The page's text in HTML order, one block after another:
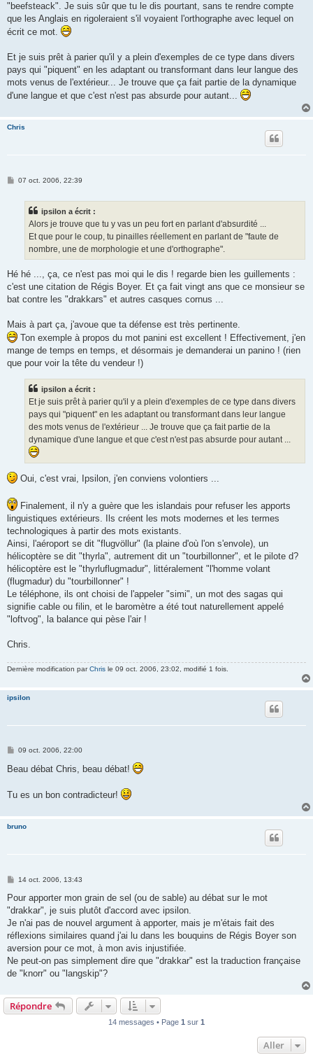
"beefsteack". Je suis sûr que tu le dis pourtant, sans te rendre compte
que les Anglais en rigoleraient s'il voyaient l'orthographe avec lequel on
écrit ce mot.
Et je suis prêt à parier qu'il y a plein d'exemples de ce type dans divers
pays qui "piquent" en les adaptant ou transformant dans leur langue des
mots venus de l'extérieur... Je trouve que ça fait partie de la dynamique
d'une langue et que c'est n'est pas absurde pour autant...
Chris
M07 oct. 2006, 22:39
ipsilon a écrit :
Alors je trouve que tu y vas un peu fort en parlant d'absurdité ...
Et que pour le coup, tu pinailles réellement en parlant de "faute de
nombre, une de morphologie et une d'orthographe".
Hé hé ..., ça, ce n'est pas moi qui le dis ! regarde bien les guillements :
c'est une citation de Régis Boyer. Et ça fait vingt ans que ce monsieur se
bat contre les "drakkars" et autres casques cornus ...
Mais à part ça, j'avoue que ta défense est très pertinente.
Ton exemple à propos du mot panini est excellent ! Effectivement, j'en
mange de temps en temps, et désormais je demanderai un panino ! (rien
que pour voir la tête du vendeur !)
ipsilon a écrit :
Et je suis prêt à parier qu'il y a plein d'exemples de ce type dans divers
pays qui "piquent" en les adaptant ou transformant dans leur langue
des mots venus de l'extérieur ... Je trouve que ça fait partie de la
dynamique d'une langue et que c'est n'est pas absurde pour autant ...
Oui, c'est vrai, Ipsilon, j'en conviens volontiers ...
Finalement, il n'y a guère que les islandais pour refuser les apports
linguistiques extérieurs. Ils créent les mots modernes et les termes
technologiques à partir des mots existants.
Ainsi, l'aéroport se dit "flugvöllur" (la plaine d'où l'on s'envole), un
hélicoptère se dit "thyrla", autrement dit un "tourbillonner", et le pilote d?
hélicoptère est le "thyrluflugmadur", littéralement "l'homme volant
(flugmadur) du "tourbillonner" !
Le téléphone, ils ont choisi de l'appeler "simi", un mot des sagas qui
signifie cable ou filin, et le baromètre a été tout naturellement appelé
"loftvog", la balance qui pèse l'air !
Chris.
Dernière modification parChris le 09 oct. 2006, 23:02, modifié 1 fois.
ipsilon
M
s
g
e
09 oct. 2006, 22:00
Beau débat Chris, beau débat!
Tu es un bon contradicteur!
bruno
M
s
a
g
14 oct. 2006, 13:43
Pour apporter mon grain de sel (ou de sable) au débat sur le mot
"drakkar", je suis plutôt d'accord avec ipsilon.
Je n'ai pas de nouvel argument à apporter, mais je m'étais fait des
réflexions similaires quand j'ai lu dans les bouquins de Régis Boyer son
aversion pour ce mot, à mon avis injustifiée.
Ne peut-on pas simplement dire que "drakkar" est la traduction française
de "knorr" ou "langskip"?
Répondre
14 messages • Page 1 sur 1
Aller